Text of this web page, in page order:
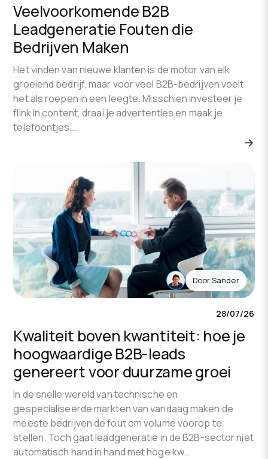
Veelvoorkomende B2B
Leadgeneratie Fouten die
Bedrijven Maken
Het vinden van nieuwe klanten is de motor van elk
groeiend bedrijf, maar voor veel B2B-bedrijven voelt
het als roepen in een leegte. Misschien investeer je
flink in content, draai je advertenties en maak je
telefoontjes,…
DoorSander
28/07/26
Kwaliteit boven kwantiteit: hoe je
hoogwaardige B2B-leads
genereert voor duurzame groei
In de snelle wereld van technische en
gespecialiseerde markten van vandaag maken de
meeste bedrijven de fout om volume voorop te
stellen. Toch gaat leadgeneratie in de B2B-sector niet
automatisch hand in hand met hoge kw…